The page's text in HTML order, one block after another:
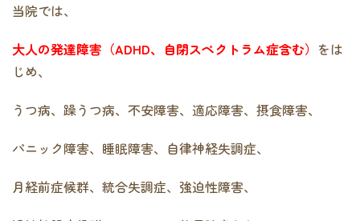
当院では、
大人の発達障害（ADHD、自閉スペクトラム症含む） をは
じめ、
うつ病、躁うつ病、不安障害、適応障害、摂食障害、
パニック障害、睡眠障害、自律神経失調症、
月経前症候群、統合失調症、強迫性障害、